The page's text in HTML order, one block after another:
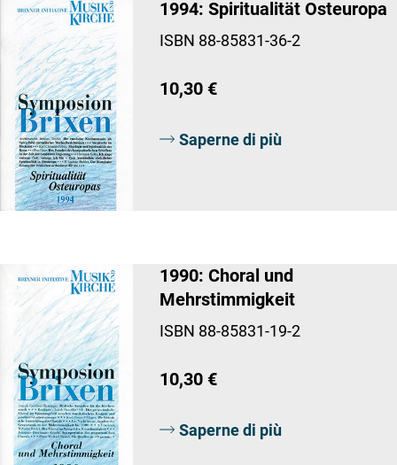
1994: Spiritualität Osteuropa
ISBN 88-85831-36-2
10,30 €
Saperne di più
1990: Choral und
Mehrstimmigkeit
ISBN 88-85831-19-2
10,30 €
Saperne di più